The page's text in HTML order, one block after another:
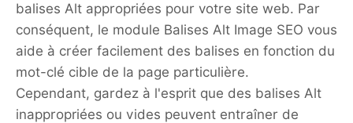
balises Alt appropriées pour votre site web. Par
conséquent, le module Balises Alt Image SEO vous
aide à créer facilement des balises en fonction du
mot-clé cible de la page particulière.
Cependant, gardez à l'esprit que des balises Alt
inappropriées ou vides peuvent entraîner de